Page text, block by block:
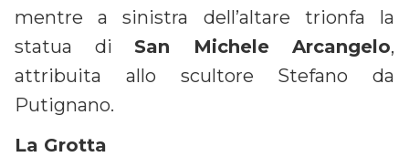
mentre a sinistra dell’altare trionfa la
statua di San Michele Arcangelo,
attribuita allo scultore Stefano da
Putignano.
La Grotta